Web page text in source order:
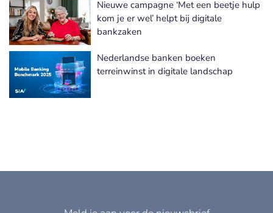
Nieuwe campagne ‘Met een beetje hulp
kom je er wel’ helpt bij digitale
bankzaken
Nederlandse banken boeken
terreinwinst in digitale landschap